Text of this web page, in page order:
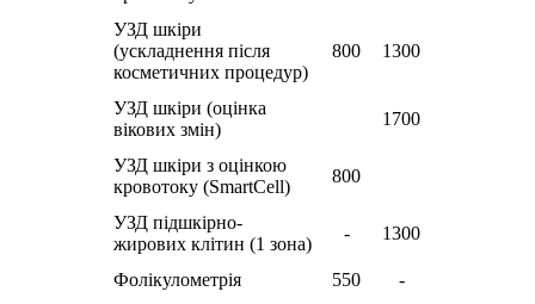
УЗД шкіри
(ускладнення після
косметичних процедур)
800 1300
УЗД шкіри (оцінка
вікових змін)
1700
УЗД шкіри з оцінкою
кровотоку (SmartCell)
800
УЗД підшкірно-
жирових клітин (1 зона)
- 1300
Фолікулометрія 550
-